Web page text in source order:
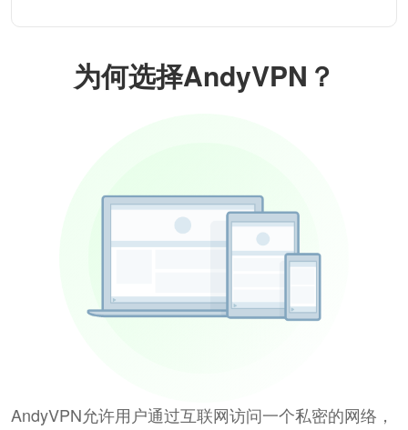
为何选择AndyVPN？
AndyVPN允许用户通过互联网访问一个私密的网络，